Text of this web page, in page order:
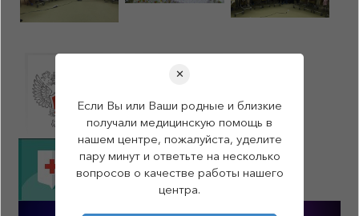
✕
Если Вы или Ваши родные и близкие
получали медицинскую помощь в
нашем центре, пожалуйста, уделите
пару минут и ответьте на несколько
вопросов о качестве работы нашего
центра.